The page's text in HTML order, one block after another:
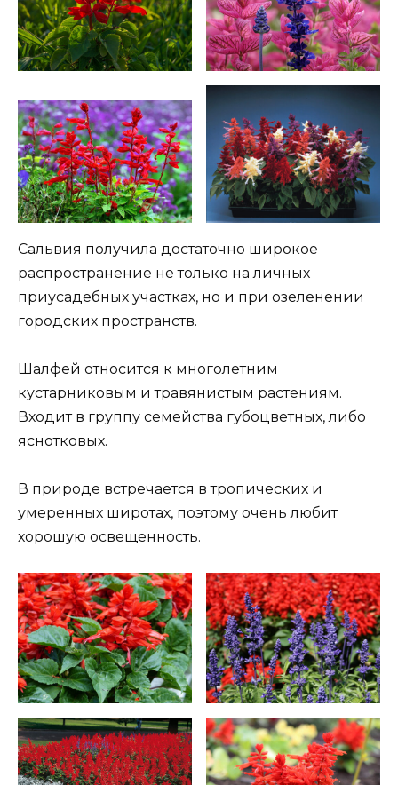
Сальвия получила достаточно широкое
распространение не только на личных
приусадебных участках, но и при озеленении
городских пространств.
Шалфей относится к многолетним
кустарниковым и травянистым растениям.
Входит в группу семейства губоцветных, либо
яснотковых.
В природе встречается в тропических и
умеренных широтах, поэтому очень любит
хорошую освещенность.